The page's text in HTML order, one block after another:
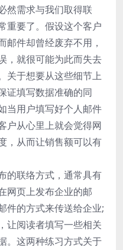
然需求与我们取得联
重要了。假设这个客户
邮件却曾经废弃不用，
，就很可能为此而失去
关于想要从这些细节上
证填写数据准确的同
当用户填写好个人邮件
户从心里上就会觉得网
，从而让销售额可以有
的联络方式，通常具有
网页上发布企业的邮
件的方式来传送给企业;
让阅读者填写一些相关
。这两种练习方式关于